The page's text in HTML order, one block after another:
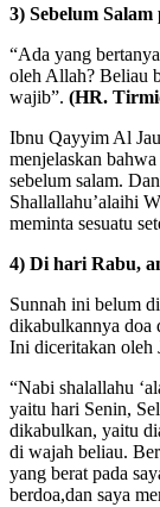
3) Sebelum
“Ada yang
oleh Allah? Beliau
wajib”. (HR.
Ibnu Qayyim Al
menjelaskan
sebelum salam.
Shallallahu’alaihi
meminta sesuatu
4) Di hari Rabu,
Sunnah ini belum
dikabulkannya doa
Ini diceritakan oleh
“Nabi shalallahu
yaitu hari Senin,
dikabulkan, yaitu
di wajah beliau.
yang berat pada
berdoa,dan saya